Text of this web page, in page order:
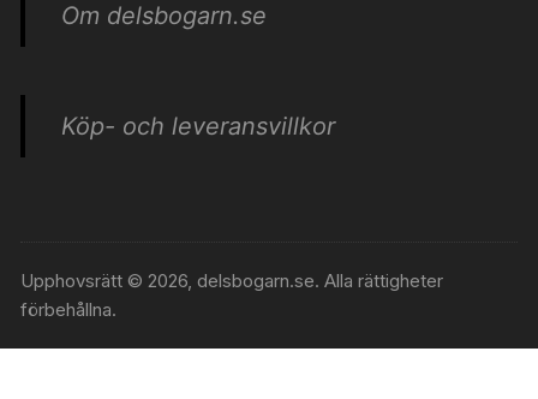
Om delsbogarn.se
Köp- och leveransvillkor
Upphovsrätt © 2026, delsbogarn.se. Alla rättigheter
förbehållna.